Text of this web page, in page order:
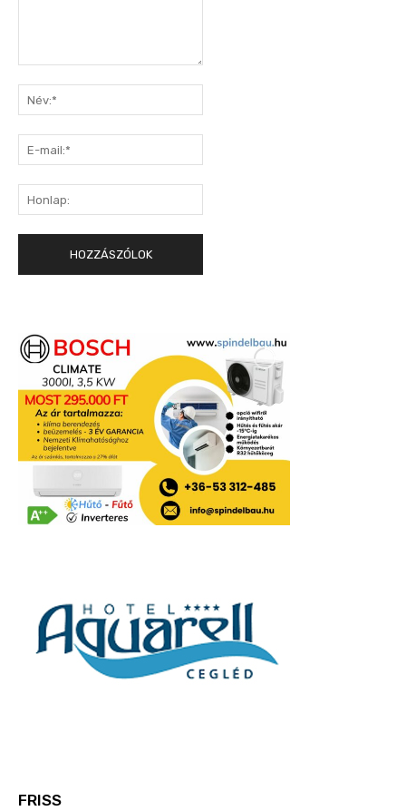
mail:*
FRISS